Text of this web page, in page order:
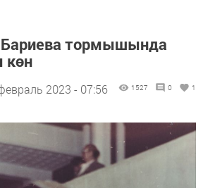
тормышында
көн
2023 - 07:56 1527 0 1